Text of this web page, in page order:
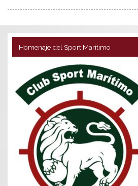
Homenaje del Sport Marítimo